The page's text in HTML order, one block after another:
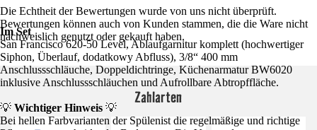
Im Set
San Francisco 620-50 Level, Ablaufgarnitur komplett (hochwertiger
Siphon, Überlauf, dodatkowy Abfluss), 3/8“ 400 mm
Anschlussschläuche, Doppeldichtringe, Küchenarmatur BW6020
inklusive Anschlussschläuchen und Aufrollbare Abtropffläche.
💡 Wichtiger Hinweis 💡
Bei hellen Farbvarianten der Spülenist die regelmäßige und richtige
Die Echtheit der Bewertungen wurde von uns nicht überprüft.
Bewertungen können auch von Kunden stammen, die die Ware nicht
nachweislich genutzt oder gekauft haben.
Zahlarten